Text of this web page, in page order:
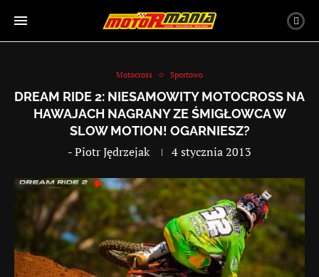
Motocross Sportowo
DREAM RIDE 2: NIESAMOWITY MOTOCROSS NA
HAWAJACH NAGRANY ZE ŚMIGŁOWCA W
SLOW MOTION! OGARNIESZ?
-Piotr Jędrzejak 4 stycznia 2013